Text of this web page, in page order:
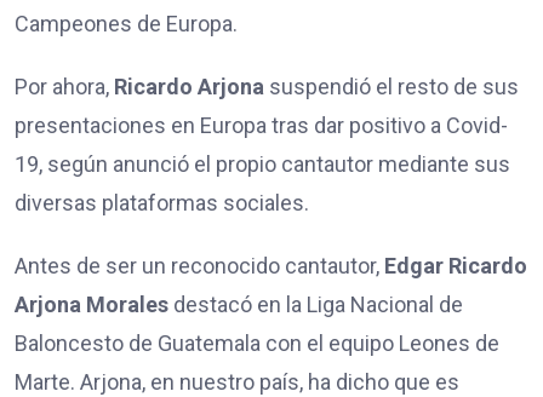
Campeones de Europa.
Por ahora, Ricardo Arjona suspendió el resto de sus
presentaciones en Europa tras dar positivo a Covid-
19, según anunció el propio cantautor mediante sus
diversas plataformas sociales.
Antes de ser un reconocido cantautor, Edgar Ricardo
Arjona Morales destacó en la Liga Nacional de
Baloncesto de Guatemala con el equipo Leones de
Marte. Arjona, en nuestro país, ha dicho que es